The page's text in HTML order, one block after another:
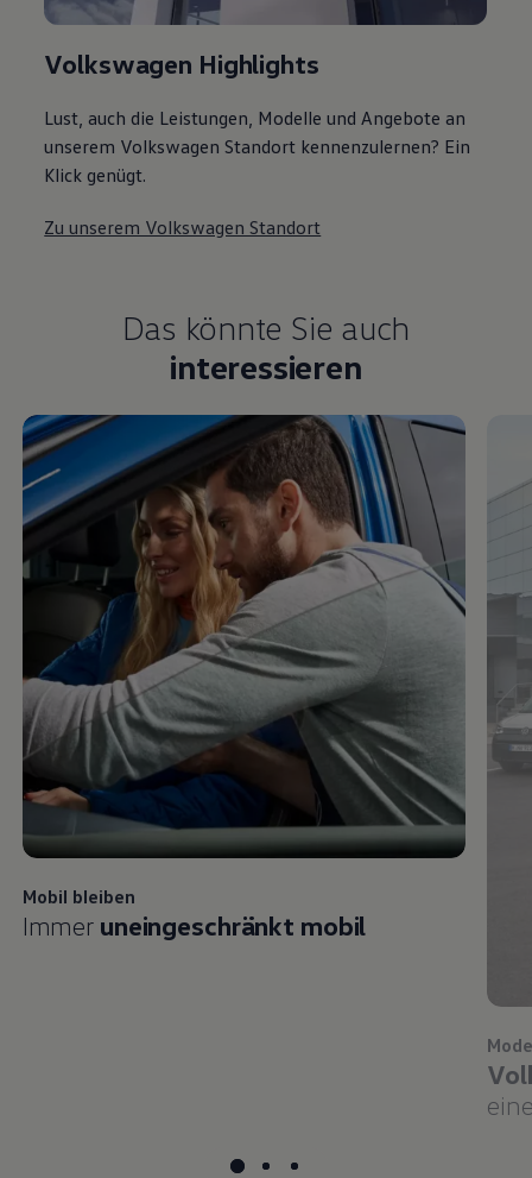
Volkswagen Highlights
Lust, auch die Leistungen, Modelle und Angebote an
unserem Volkswagen Standort kennenzulernen? Ein
Klick genügt.
Zu unserem Volkswagen Standort
Das könnte Sie auch
interessieren
Mobil bleiben
Immer uneingeschränkt mobil